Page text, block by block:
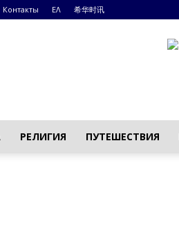
Контакты ΕΛ 希华时讯
РЕЛИГИЯ ПУТЕШЕСТВИЯ